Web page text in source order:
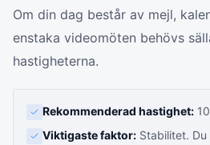
Om din dag består av mejl,
enstaka videomöten behövs
hastigheterna.
Rekommenderad hastighet:
Viktigaste faktor: Stabilitet.